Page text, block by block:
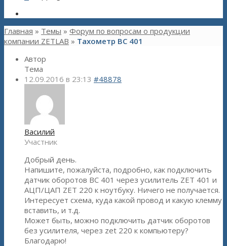
Главная » Темы » Форум по вопросам о продукции
компании ZETLAB » Тахометр BC 401
Автор
Тема
12.09.2016 в 23:13 #48878
Василий
Участник
Добрый день.
Напишите, пожалуйста, подробно, как подключить
датчик оборотов BC 401 через усилитель ZET 401 и
АЦП/ЦАП ZET 220 к ноутбуку. Ничего не получается.
Интересует схема, куда какой провод и какую клемму
вставить, и т.д.
Может быть, можно подключить датчик оборотов
без усилителя, через zet 220 к компьютеру?
Благодарю!